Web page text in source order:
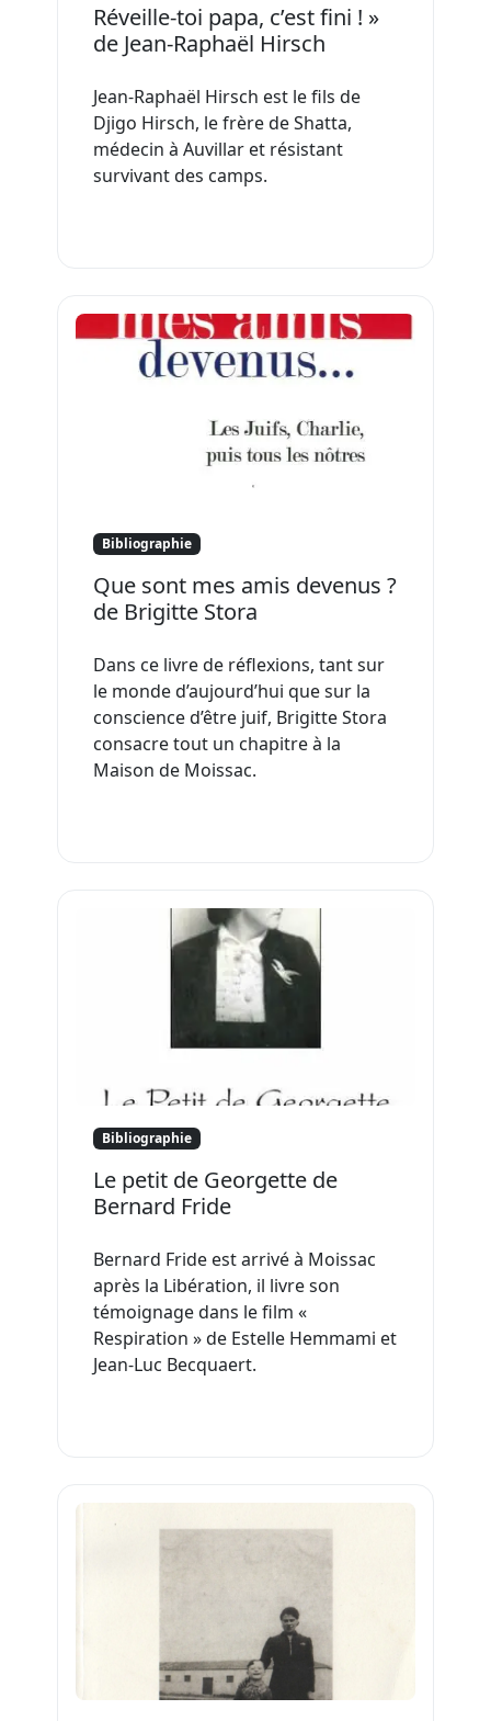
Réveille-toi papa, c’est fini ! »
de Jean-Raphaël Hirsch
Jean-Raphaël Hirsch est le fils de
Djigo Hirsch, le frère de Shatta,
médecin à Auvillar et résistant
survivant des camps.
Bibliographie
Que sont mes amis devenus ?
de Brigitte Stora
Dans ce livre de réflexions, tant sur
le monde d’aujourd’hui que sur la
conscience d’être juif, Brigitte Stora
consacre tout un chapitre à la
Maison de Moissac.
Bibliographie
Le petit de Georgette de
Bernard Fride
Bernard Fride est arrivé à Moissac
après la Libération, il livre son
témoignage dans le film «
Respiration » de Estelle Hemmami et
Jean-Luc Becquaert.